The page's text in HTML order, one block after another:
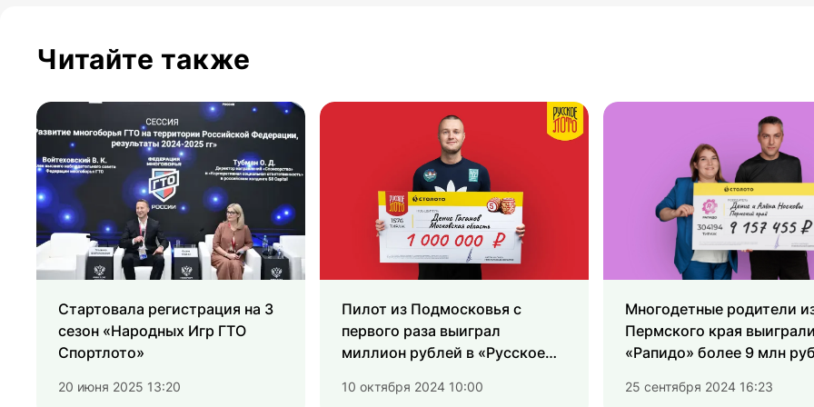
Читайте также
Стартовала регистрация на 3
сезон «Народных Игр ГТО
Спортлото»
20 июня 2025 13:20
Пилот из Подмосковья с
первого раза выиграл
миллион рублей в «Русское
10 октября 2024 10:00
Многодетные родители
Пермского края
«Рапидо» более 9 млн
25 сентября 2024 16:23